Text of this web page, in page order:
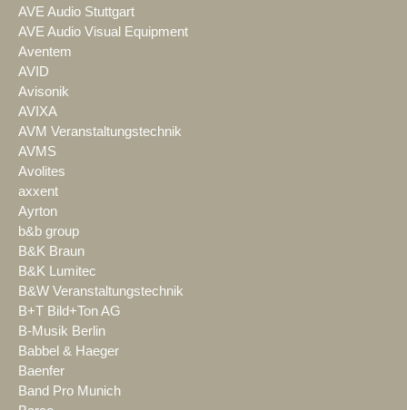
AVE Audio Stuttgart
AVE Audio Visual Equipment
Aventem
AVID
Avisonik
AVIXA
AVM Veranstaltungstechnik
AVMS
Avolites
axxent
Ayrton
b&b group
B&K Braun
B&K Lumitec
B&W Veranstaltungstechnik
B+T Bild+Ton AG
B-Musik Berlin
Babbel & Haeger
Baenfer
Band Pro Munich